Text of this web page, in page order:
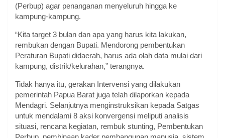
(Perbup) agar penanganan menyeluruh hingga ke
kampung-kampung.
“Kita target 3 bulan dan apa yang harus kita lakukan,
rembukan dengan Bupati. Mendorong pembentukan
Peraturan Bupati didaerah, harus ada olah data mulai dari
kampung, distrik/kelurahan,” terangnya.
Tidak hanya itu, gerakan Intervensi yang dilakukan
pemerintah Papua Barat juga telah dilaporkan kepada
Mendagri. Selanjutnya menginstruksikan kepada Satgas
untuk mendalami 8 aksi konvergensi meliputi analisis
situasi, rencana kegiatan, rembuk stunting, Pembentukan